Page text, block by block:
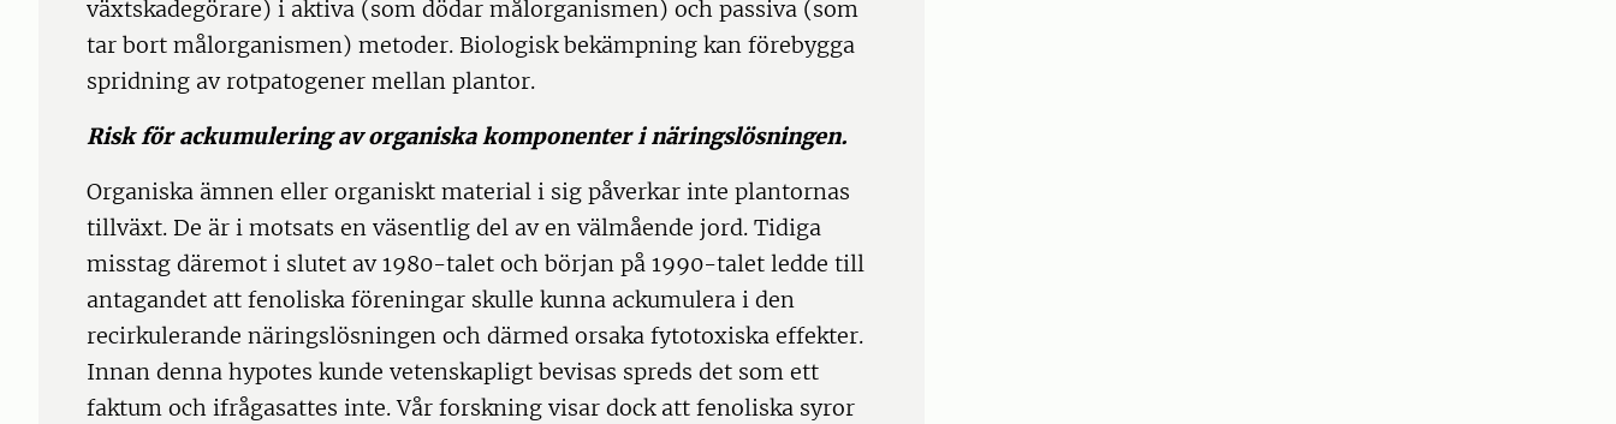
växtskadegörare) i aktiva (som dödar målorganismen) och passiva (som
tar bort målorganismen) metoder. Biologisk bekämpning kan förebygga
spridning av rotpatogener mellan plantor.
Risk för ackumulering av organiska komponenter i näringslösningen.
Organiska ämnen eller organiskt material i sig påverkar inte plantornas
tillväxt. De är i motsats en väsentlig del av en välmående jord. Tidiga
misstag däremot i slutet av 1980-talet och början på 1990-talet ledde till
antagandet att fenoliska föreningar skulle kunna ackumulera i den
recirkulerande näringslösningen och därmed orsaka fytotoxiska effekter.
Innan denna hypotes kunde vetenskapligt bevisas spreds det som ett
faktum och ifrågasattes inte. Vår forskning visar dock att fenoliska syror